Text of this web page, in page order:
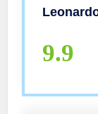
– 10
9.9